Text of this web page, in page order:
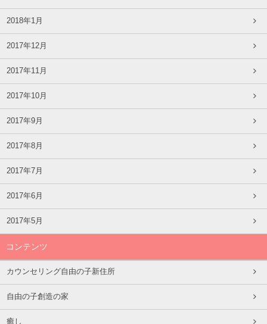
2018年1月
2017年12月
2017年11月
2017年10月
2017年9月
2017年8月
2017年7月
2017年6月
2017年5月
コンテンツ
カウンセリング自由の子新住所
自由の子創造の家
癒し